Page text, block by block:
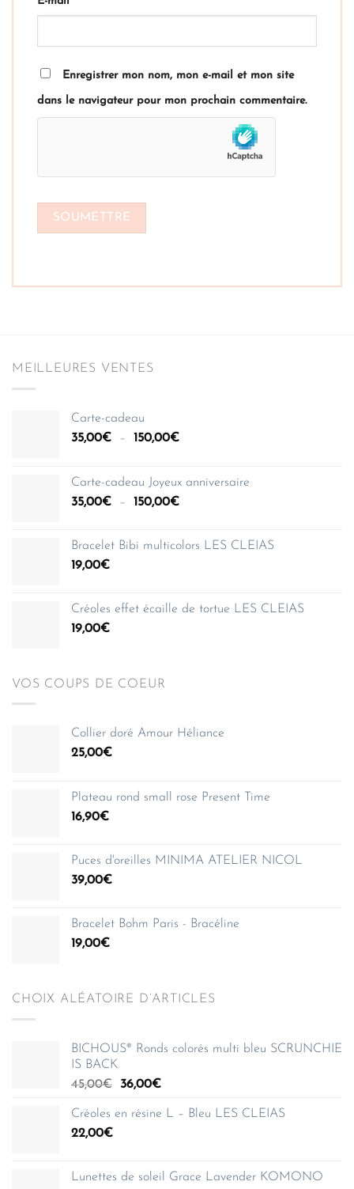
Enregistrer mon nom, mon e-mail et mon site
dans le navigateur pour mon prochain commentaire.
MEILLEURES VENTES
Carte-cadeau
35,00€ – 150,00€Plage
35,00€
à
Carte-cadeau Joyeux anniversaire
35,00€ – 150,00€Plage
35,00€
Bracelet Bibi multicolors LES CLEIAS
19,00€
Créoles effet écaille de tortue LES CLEIAS
19,00€
VOS COUPS DE COEUR
Collier doré Amour Héliance
25,00€
Plateau rond small rose Present Time
16,90€
Puces d'oreilles MINIMA ATELIER NICOL
39,00€
Bracelet Bohm Paris - Bracéline
19,00€
CHOIX ALÉATOIRE D’ARTICLES
BICHOUS® Ronds colorés multi bleu SCRUNCHIE
IS BACK
45,00€
Le
initial
36,00€Le
actuel
Créoles en résine L – Bleu LES CLEIAS
22,00€
Lunettes de soleil Grace Lavender KOMONO